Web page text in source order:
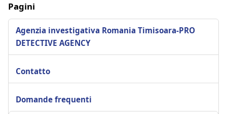
Pagini
Agenzia investigativa Romania Timisoara-PRO
DETECTIVE AGENCY
Contatto
Domande frequenti